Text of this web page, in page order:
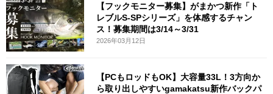
【フックモニター募集】がまかつ新作「ト
レブルS-SPシリーズ」を体感するチャン
ス！募集期間は3/14～3/31
2026年03月12日
【PCもロッドもOK】大容量33L！3方向か
ら取り出しやすいgamakatsu新作バックパ